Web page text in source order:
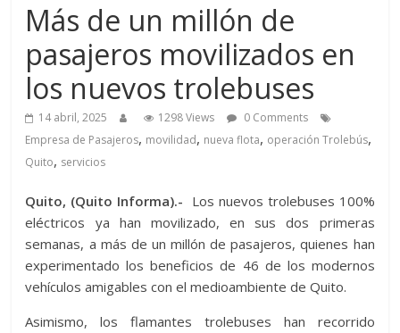
Más de un millón de
pasajeros movilizados en
los nuevos trolebuses
14 abril, 2025 1298 Views
0 Comments
Empresa de Pasajeros, movilidad, nueva flota, operación Trolebús,
Quito, servicios
Quito, (Quito Informa).- Los nuevos trolebuses 100%
eléctricos ya han movilizado, en sus dos primeras
semanas, a más de un millón de pasajeros, quienes han
experimentado los beneficios de 46 de los modernos
vehículos amigables con el medioambiente de Quito.
Asimismo, los flamantes trolebuses han recorrido